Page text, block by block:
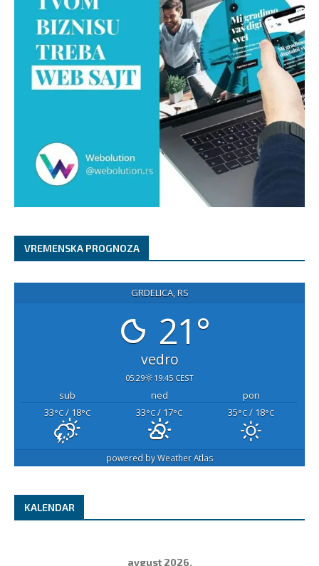
VREMENSKA PROGNOZA
GRDELICA, RS
21°
vedro
05:29 19:45 CEST
sub ned
pon
33°C / 18°C 33°C / 17°C 35°C / 18°C
powered byWeather Atlas
KALENDAR
avgust 2026.